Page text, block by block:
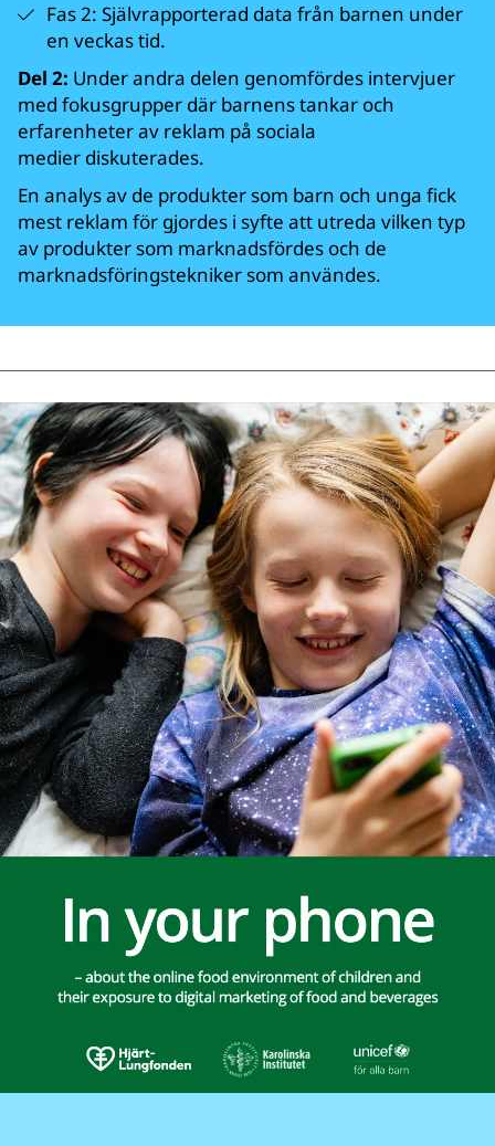
Fas 2: Självrapporterad data från barnen under
en veckas tid.
Del 2: Under andra delen genomfördes intervjuer
med fokusgrupper där barnens tankar och
erfarenheter av reklam på sociala
medier diskuterades.
En analys av de produkter som barn och unga fick
mest reklam för gjordes i syfte att utreda vilken typ
av produkter som marknadsfördes och de
marknadsföringstekniker som användes.